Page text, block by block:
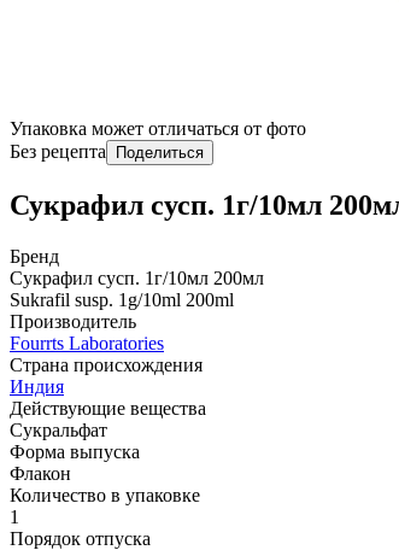
Упаковка может отличаться от фото
Без рецепта
Поделиться
Сукрафил сусп. 1г/10мл
Бренд
Сукрафил сусп. 1г/10мл 200мл
Sukrafil susp. 1g/10ml 200ml
Производитель
Fourrts Laboratories
Страна происхождения
Индия
Действующие вещества
Сукральфат
Форма выпуска
Флакон
Количество в упаковке
1
Порядок отпуска